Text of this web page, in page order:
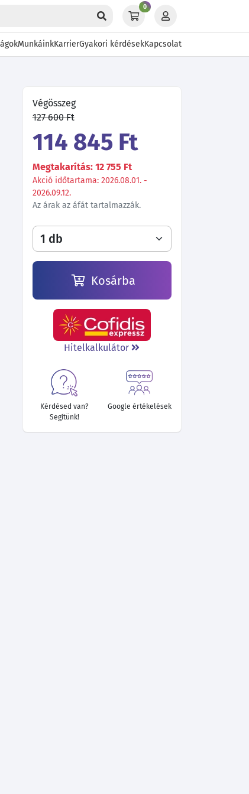
0
MunkáinkKarrierGyakori kérdésekKapcsolat
Végösszeg
127 600 Ft
114 845 Ft
Megtakarítás: 12 755 Ft
Akció időtartama: 2026.08.01. -
2026.09.12.
Az árak az áfát tartalmazzák.
Kosárba
Hitelkalkulátor
Kérdésed van?
Segítünk!
Google értékelések